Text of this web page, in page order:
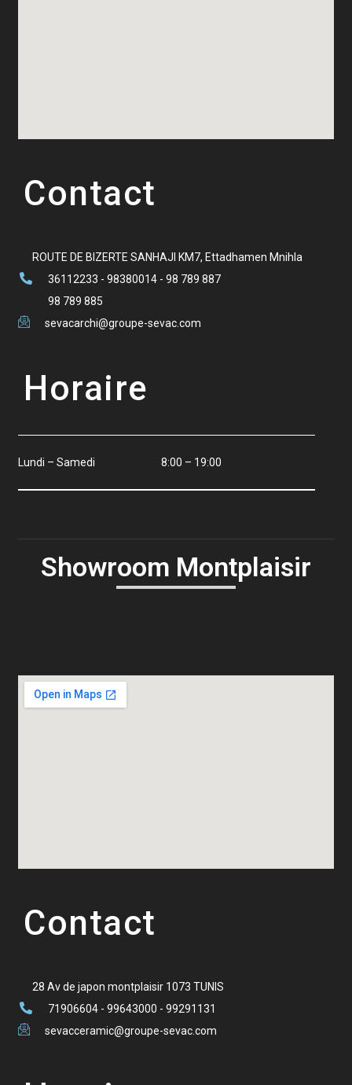
Contact
ROUTE DE BIZERTE SANHAJI KM7, Ettadhamen Mnihla
36112233 - 98380014 - 98 789 887
98 789 885
sevacarchi@groupe-sevac.com
Horaire
Lundi – Samedi 8:00 – 19:00
Showroom Montplaisir
Contact
28 Av de japon montplaisir 1073 TUNIS
71906604 - 99643000 - 99291131
sevacceramic@groupe-sevac.com